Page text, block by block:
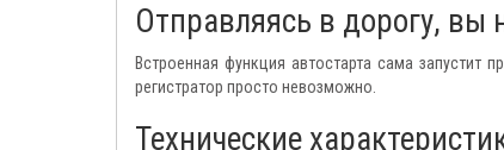
Отправляясь в дорогу, вы
Встроенная функция автостарта сама запустит
регистратор просто невозможно.
Технические